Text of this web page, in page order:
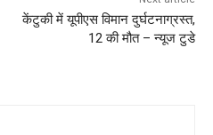
केंटुकी में यूपीएस विमान दुर्घटनाग्रस्त,
12 की मौत – न्यूज टुडे